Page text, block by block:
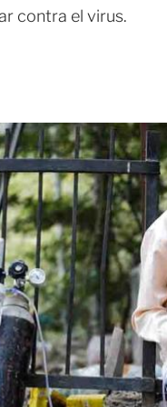
contra el virus.